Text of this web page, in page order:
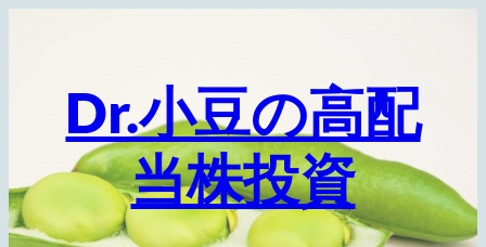
プ
Dr.小豆の高配
当株投資